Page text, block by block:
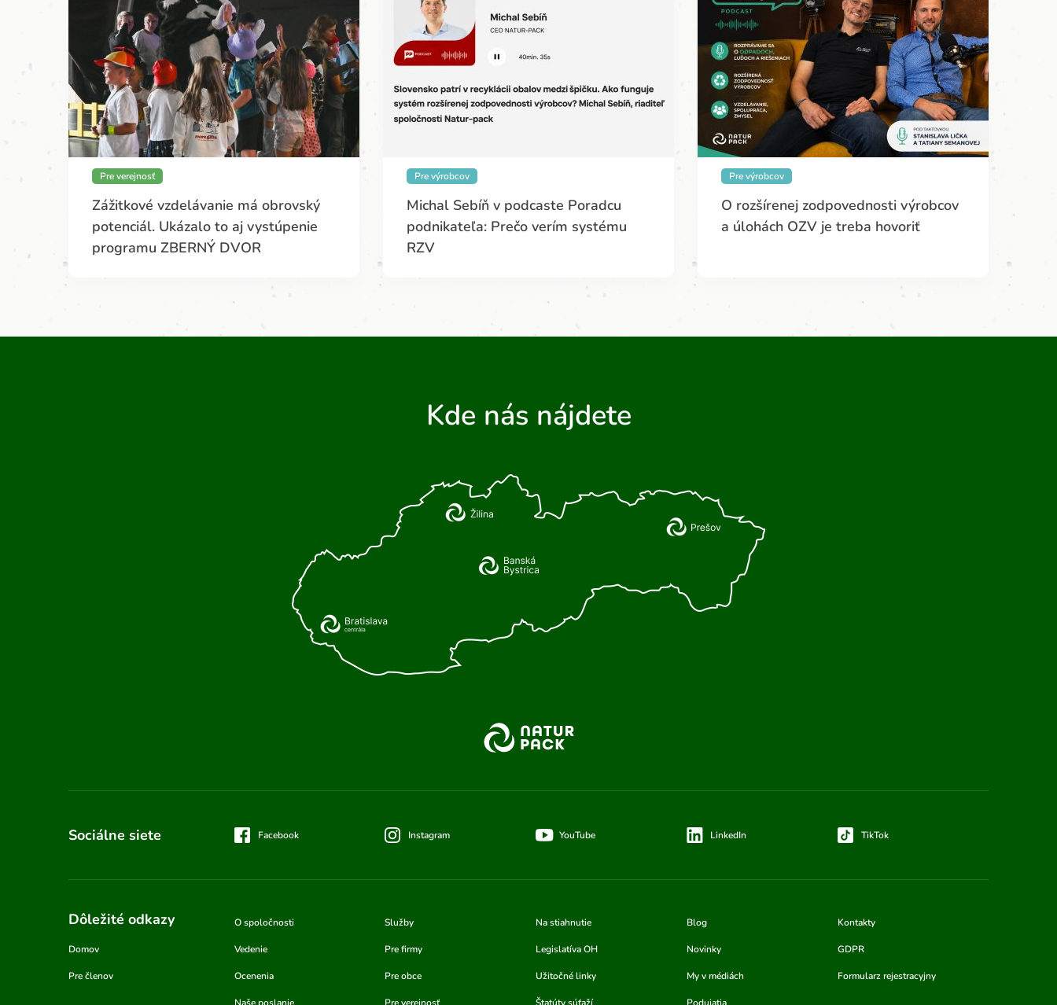
Pre verejnosť
Zážitkové vzdelávanie má obrovský
potenciál. Ukázalo to aj vystúpenie
programu ZBERNÝ DVOR
Pre výrobcov
Michal Sebíň v podcaste Poradcu
podnikateľa: Prečo verím systému
RZV
Pre výrobcov
O rozšírenej zodpovednosti výrobcov
a úlohách OZV je treba hovoriť
Kde nás nájdete
Sociálne siete Facebook Instagram YouTube LinkedIn TikTok
Dôležité odkazy
Domov
Pre členov
O spoločnosti
Vedenie
Ocenenia
Naše poslanie
Služby
Pre firmy
Pre obce
Pre verejnosť
Na stiahnutie
Legislatíva OH
Užitočné linky
Štatúty súťaží
Blog
Novinky
My v médiách
Podujatia
Kontakty
GDPR
Formularz rejestracyjny